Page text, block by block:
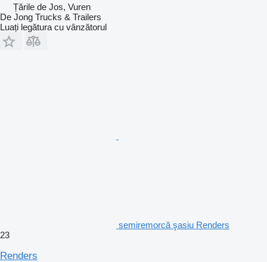
Țările de Jos, Vuren
De Jong Trucks & Trailers
Luați legătura cu vânzătorul
semiremorcă şasiu Renders
23
Renders